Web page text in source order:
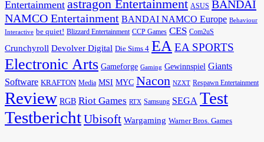
Entertainment astragon Entertainment ASUS BANDAI
NAMCO Entertainment BANDAI NAMCO Europe Behaviour
Interactive be quiet! Blizzard Entertainment CCP Games CES Com2uS
Crunchyroll Devolver Digital Die Sims 4 EAEA SPORTS
Electronic Arts Gameforge Gaming Gewinnspiel Giants
Software KRAFTON Media MSI MYC Nacon NZXT Respawn Entertainment
Review RGB Riot Games RTX Samsung SEGA Test
TestberichtUbisoft Wargaming Warner Bros. Games